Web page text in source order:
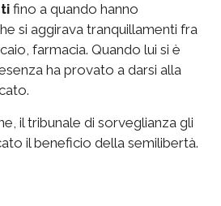
fino a quando hanno
si aggirava tranquillamenti fra
farmacia. Quando lui si è
ha provato a darsi alla
il tribunale di sorveglianza gli
il beneficio della semilibertà.